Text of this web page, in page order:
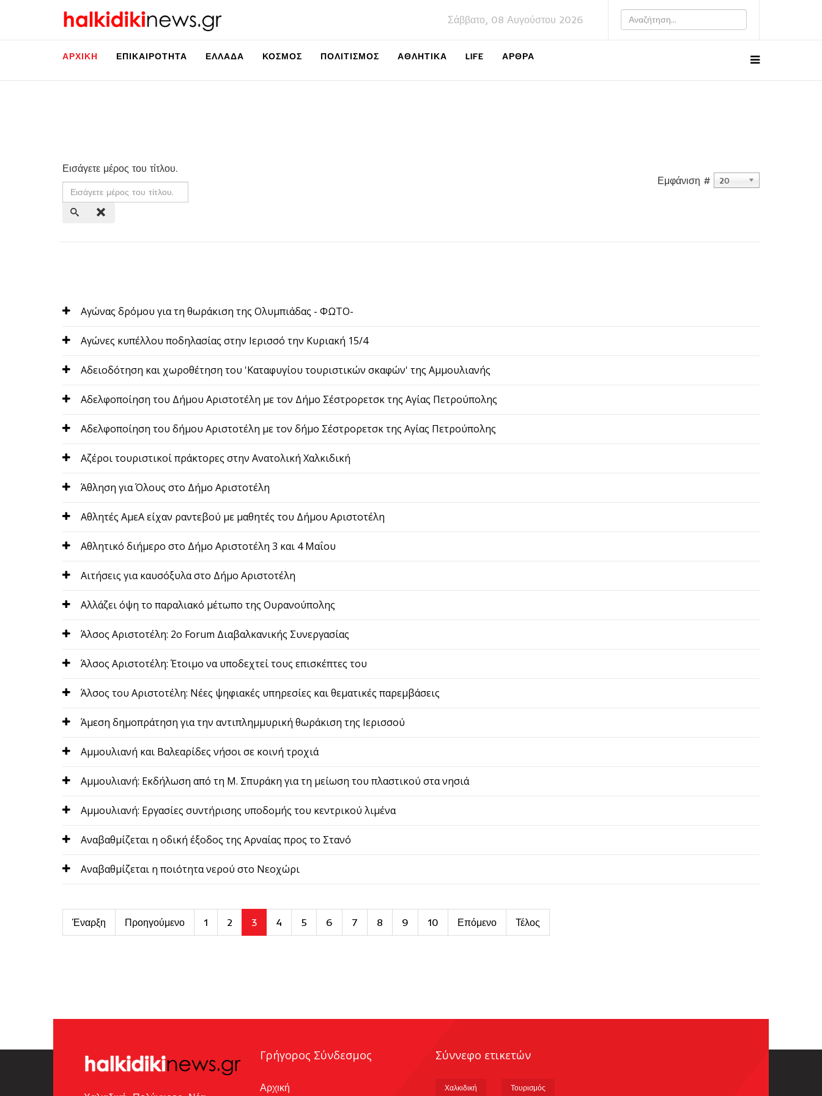
Σάββατο, 08 Αυγούστου 2026
ΑΡΧΙΚΉ ΕΠΙΚΑΙΡΌΤΗΤΑ ΕΛΛΆΔΑ ΚΌΣΜΟΣ ΠΟΛΙΤΙΣΜΌΣ ΑΘΛΗΤΙΚΆ LIFE ΑΡΘΡΑ
Εισάγετε μέρος του τίτλου.
Εμφάνιση #
20
Αγώνας δρόμου για τη θωράκιση της Ολυμπιάδας - ΦΩΤΟ-
Αγώνες κυπέλλου ποδηλασίας στην Ιερισσό την Κυριακή 15/4
Αδειοδότηση και χωροθέτηση του 'Καταφυγίου τουριστικών σκαφών' της Αμμουλιανής
Αδελφοποίηση του Δήμου Αριστοτέλη με τον Δήμο Σέστρορετσκ της Αγίας Πετρούπολης
Αδελφοποίηση του δήμου Αριστοτέλη με τον δήμο Σέστρορετσκ της Αγίας Πετρούπολης
Αζέροι τουριστικοί πράκτορες στην Ανατολική Χαλκιδική
Άθληση για Όλους στο Δήμο Αριστοτέλη
Αθλητές ΑμεΑ είχαν ραντεβού με μαθητές του Δήμου Αριστοτέλη
Αθλητικό διήμερο στο Δήμο Αριστοτέλη 3 και 4 Μαΐου
Αιτήσεις για καυσόξυλα στο Δήμο Αριστοτέλη
Αλλάζει όψη το παραλιακό μέτωπο της Ουρανούπολης
Άλσος Αριστοτέλη: 2ο Forum Διαβαλκανικής Συνεργασίας
Άλσος Αριστοτέλη: Έτοιμο να υποδεχτεί τους επισκέπτες του
Άλσος του Αριστοτέλη: Νέες ψηφιακές υπηρεσίες και θεματικές παρεμβάσεις
Άμεση δημοπράτηση για την αντιπλημμυρική θωράκιση της Ιερισσού
Αμμουλιανή και Βαλεαρίδες νήσοι σε κοινή τροχιά
Αμμουλιανή: Εκδήλωση από τη Μ. Σπυράκη για τη μείωση του πλαστικού στα νησιά
Αμμουλιανή: Εργασίες συντήρισης υποδομής του κεντρικού λιμένα
Αναβαθμίζεται η οδική έξοδος της Αρναίας προς το Στανό
Αναβαθμίζεται η ποιότητα νερού στο Νεοχώρι
Έναρξη Προηγούμενο 1 2 3 4 5 6 7 8 9 10 Επόμενο Τέλος
Γρήγορος Σύνδεσμος
Αρχική
Σύννεφο ετικετών
Χαλκιδική Τουρισμός